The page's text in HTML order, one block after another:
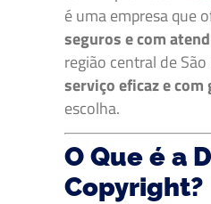
é uma empresa que
seguros e com
região central de
serviço eficaz e
escolha.
O Que é a
Copyright?